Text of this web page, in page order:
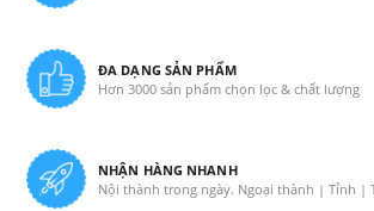
ĐA DẠNG SẢN PHẨM
Hơn 3000 sản phẩm chọn lọc & chất lượng
NHẬN HÀNG NHANH
Nội thành trong ngày. Ngoại thành | Tỉnh |